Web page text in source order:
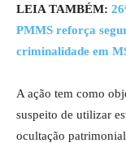
LEIA TAMBÉM:
PMMS reforça
criminalidade em
A ação tem como
suspeito de utilizar
ocultação